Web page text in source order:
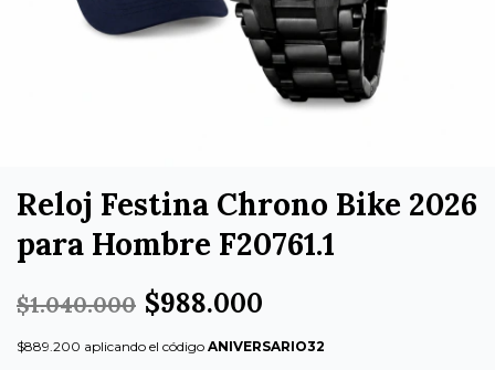
Reloj Festina Chrono Bike 2026
para Hombre F20761.1
$1.040.000 $988.000
$889.200 aplicando el código ANIVERSARIO32